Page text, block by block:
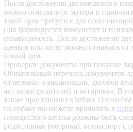
После достижения двухмесячного
можно отнимать от матери и
такой срок требуется для
них формируется иммунитет и
независимость. После достижения
щенков или котят можно отнимать от
новый дом.
Проверьте документы при покупке
Обязательный перечень документов
отметками о вакцинации, договор
акт вязки родителей и актировка. В
также проставляют клеймо. О полном
на собаку вы можете прочитать в
породистого котика должны быть
родословная (метрика), ветпаспорт с